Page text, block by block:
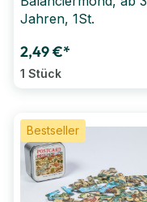
Jahren, 1St.
2,49 €*
1 Stück
Bestseller